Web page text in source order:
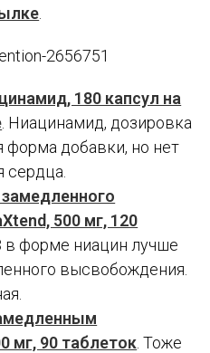
180 капсул на
. Ниацинамид, дозировка
форма добавки, но нет
сердца.
500 мг, 120
в форме ниацин лучше
высвобождения.
мг, 90 таблеток . Тоже